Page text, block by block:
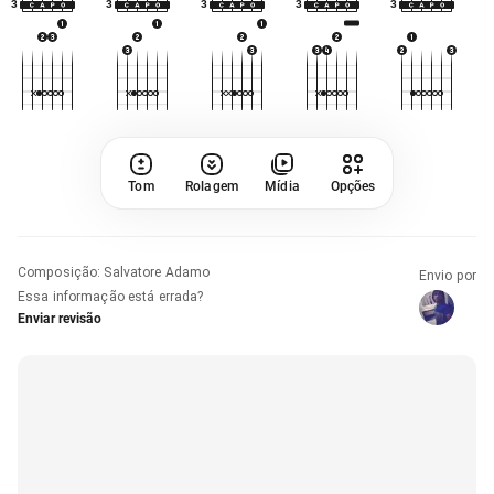
3 3 3 3 3
Tom Rolagem Mídia Opções
Composição: Salvatore Adamo
Essa informação está errada?
Enviar revisão
Envio por